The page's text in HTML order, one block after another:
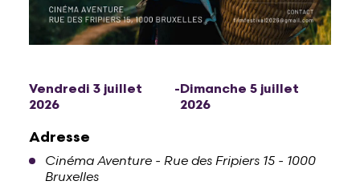
Vendredi 3 juillet
2026
-Dimanche 5 juillet
2026
Adresse
Cinéma Aventure - Rue des Fripiers 15 - 1000
Bruxelles